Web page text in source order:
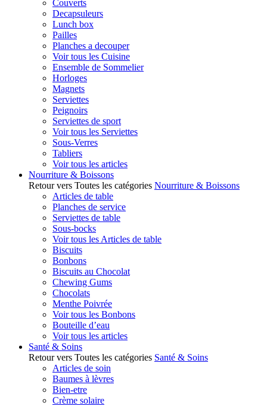
Couverts
Decapsuleurs
Lunch box
Pailles
Planches a decouper
Voir tous les Cuisine
Ensemble de Sommelier
Horloges
Magnets
Serviettes
Peignoirs
Serviettes de sport
Voir tous les Serviettes
Sous-Verres
Tabliers
Voir tous les articles
Nourriture & Boissons
Retour vers Toutes les catégories Nourriture & Boissons
Articles de table
Planches de service
Serviettes de table
Sous-bocks
Voir tous les Articles de table
Biscuits
Bonbons
Biscuits au Chocolat
Chewing Gums
Chocolats
Menthe Poivrée
Voir tous les Bonbons
Bouteille d’eau
Voir tous les articles
Santé & Soins
Retour vers Toutes les catégories Santé & Soins
Articles de soin
Baumes à lèvres
Bien-etre
Crème solaire